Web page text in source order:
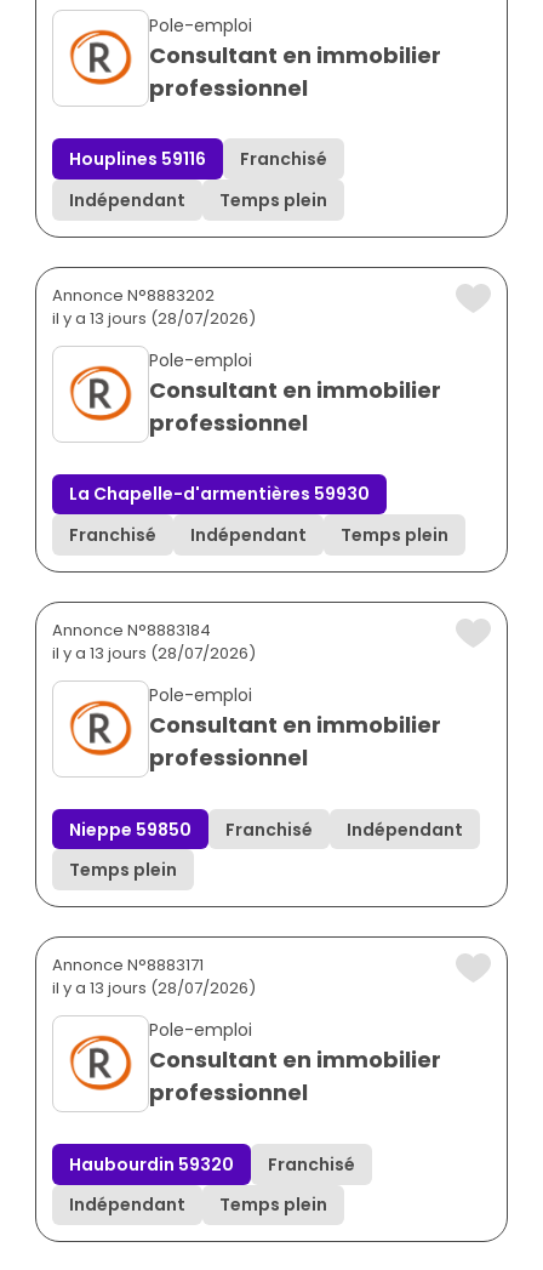
Pole-emploi
Consultant en immobilier
professionnel
Houplines 59116
Franchisé
Indépendant
Temps plein
Annonce N°8883202
il y a 13 jours (28/07/2026)
Pole-emploi
Consultant en immobilier
professionnel
La Chapelle-d'armentières 59930
Franchisé
Indépendant Temps plein
Annonce N°8883184
il y a 13 jours (28/07/2026)
Pole-emploi
Consultant en immobilier
professionnel
Nieppe 59850 Franchisé
Indépendant
Temps plein
Annonce N°8883171
il y a 13 jours (28/07/2026)
Pole-emploi
Consultant en immobilier
professionnel
Haubourdin 59320
Franchisé
Indépendant
Temps plein